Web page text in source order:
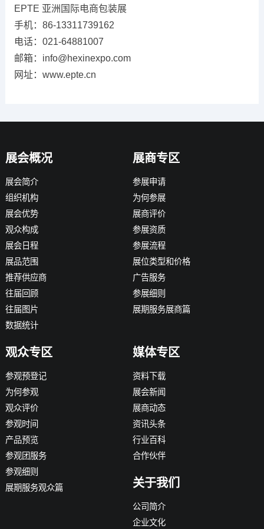
EPTE 亚洲国际电商包装展
手机：86-13311739162
电话：021-64881007
邮箱：info@hexinexpo.com
网址：www.epte.cn
展会概况
展会简介
组织机构
展会优势
观众构成
展会日程
展品范围
推荐供应商
往届回顾
往届图片
数据统计
展商专区
参展申请
为何参展
展商评价
参展资质
参展流程
展位类型和价格
广告服务
参展细则
展期服务展商篇
观众专区
参观预登记
为何参观
观众评价
参观时间
产品预览
参观团服务
参观细则
展期服务观众篇
媒体专区
资料下载
展会新闻
展商动态
资讯头条
行业百科
合作伙伴
关于我们
公司简介
企业文化